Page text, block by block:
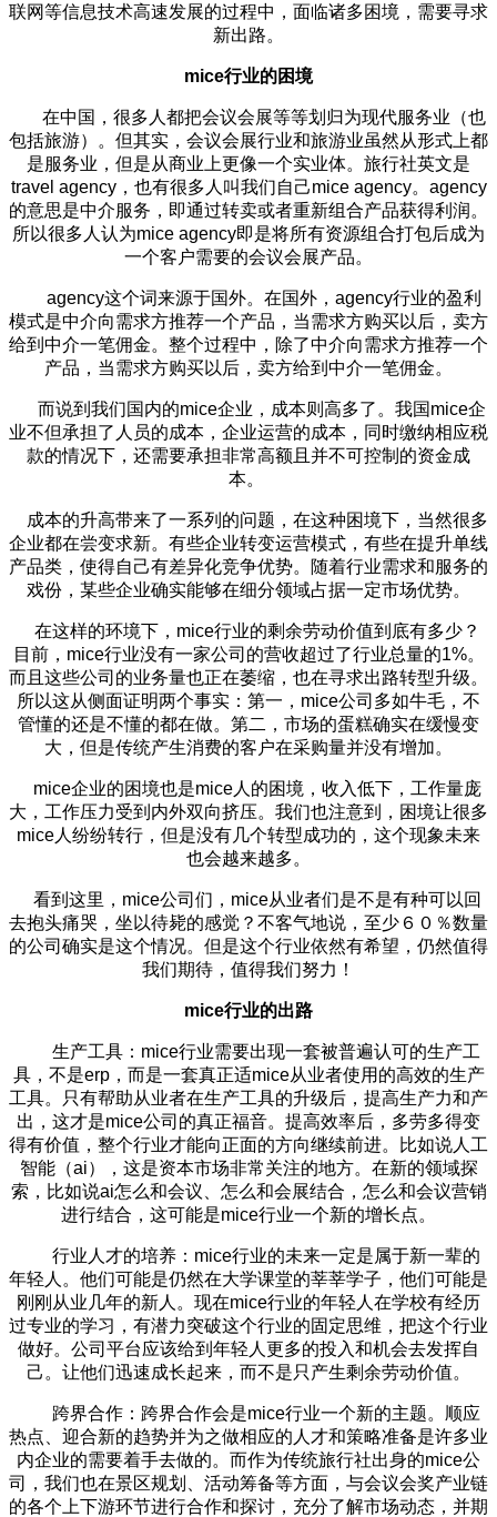
联网等信息技术高速发展的过程中，面临诸多困境，需要寻求
新出路。
mice行业的困境
在中国，很多人都把会议会展等等划归为现代服务业（也
包括旅游）。但其实，会议会展行业和旅游业虽然从形式上都
是服务业，但是从商业上更像一个实业体。旅行社英文是
travel agency，也有很多人叫我们自己mice agency。agency
的意思是中介服务，即通过转卖或者重新组合产品获得利润。
所以很多人认为mice agency即是将所有资源组合打包后成为
一个客户需要的会议会展产品。
agency这个词来源于国外。在国外，agency行业的盈利
模式是中介向需求方推荐一个产品，当需求方购买以后，卖方
给到中介一笔佣金。整个过程中，除了中介向需求方推荐一个
产品，当需求方购买以后，卖方给到中介一笔佣金。
而说到我们国内的mice企业，成本则高多了。我国mice企
业不但承担了人员的成本，企业运营的成本，同时缴纳相应税
款的情况下，还需要承担非常高额且并不可控制的资金成
本。
成本的升高带来了一系列的问题，在这种困境下，当然很多
企业都在尝变求新。有些企业转变运营模式，有些在提升单线
产品类，使得自己有差异化竞争优势。随着行业需求和服务的
戏份，某些企业确实能够在细分领域占据一定市场优势。
在这样的环境下，mice行业的剩余劳动价值到底有多少？
目前，mice行业没有一家公司的营收超过了行业总量的1%。
而且这些公司的业务量也正在萎缩，也在寻求出路转型升级。
所以这从侧面证明两个事实：第一，mice公司多如牛毛，不
管懂的还是不懂的都在做。第二，市场的蛋糕确实在缓慢变
大，但是传统产生消费的客户在采购量并没有增加。
mice企业的困境也是mice人的困境，收入低下，工作量庞
大，工作压力受到内外双向挤压。我们也注意到，困境让很多
mice人纷纷转行，但是没有几个转型成功的，这个现象未来
也会越来越多。
看到这里，mice公司们，mice从业者们是不是有种可以回
去抱头痛哭，坐以待毙的感觉？不客气地说，至少６０％数量
的公司确实是这个情况。但是这个行业依然有希望，仍然值得
我们期待，值得我们努力！
mice行业的出路
生产工具：mice行业需要出现一套被普遍认可的生产工
具，不是erp，而是一套真正适mice从业者使用的高效的生产
工具。只有帮助从业者在生产工具的升级后，提高生产力和产
出，这才是mice公司的真正福音。提高效率后，多劳多得变
得有价值，整个行业才能向正面的方向继续前进。比如说人工
智能（ai），这是资本市场非常关注的地方。在新的领域探
索，比如说ai怎么和会议、怎么和会展结合，怎么和会议营销
进行结合，这可能是mice行业一个新的增长点。
行业人才的培养：mice行业的未来一定是属于新一辈的
年轻人。他们可能是仍然在大学课堂的莘莘学子，他们可能是
刚刚从业几年的新人。现在mice行业的年轻人在学校有经历
过专业的学习，有潜力突破这个行业的固定思维，把这个行业
做好。公司平台应该给到年轻人更多的投入和机会去发挥自
己。让他们迅速成长起来，而不是只产生剩余劳动价值。
跨界合作：跨界合作会是mice行业一个新的主题。顺应
热点、迎合新的趋势并为之做相应的人才和策略准备是许多业
内企业的需要着手去做的。而作为传统旅行社出身的mice公
司，我们也在景区规划、活动筹备等方面，与会议会奖产业链
的各个上下游环节进行合作和探讨，充分了解市场动态，并期